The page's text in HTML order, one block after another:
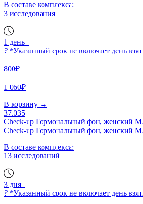
В составе комплекса:
3 исследования
1 день
? *Указанный срок не включает день
800₽
1 060₽
В корзину →
37.035
Check-up Гормональный фон, женский
Check-up Гормональный фон, женский
В составе комплекса:
13 исследований
3 дня
? *Указанный срок не включает день